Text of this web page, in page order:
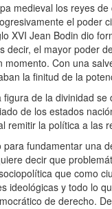
medieval los reyes
el poder
XVI Jean Bodin dio
decir, el mayor poder
momento. Con una
la finitud de la
de la divinidad
de los estados
remitir la política a las
fun­damentar una
decir que
que como
ideológicas y todo lo
de derecho.